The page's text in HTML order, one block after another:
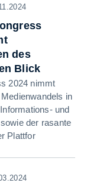
des
Blick
2024 nimmt
in
und
der rasante
Plattfor